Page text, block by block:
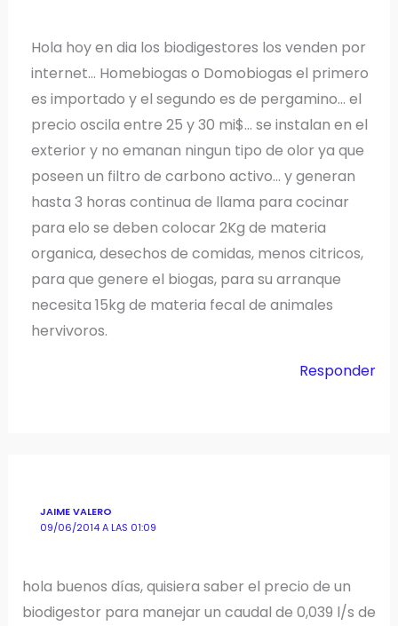
Hola hoy en dia los biodigestores los venden por
internet… Homebiogas o Domobiogas el primero
es importado y el segundo es de pergamino… el
precio oscila entre 25 y 30 mi$… se instalan en el
exterior y no emanan ningun tipo de olor ya que
poseen un filtro de carbono activo… y generan
hasta 3 horas continua de llama para cocinar
para elo se deben colocar 2Kg de materia
organica, desechos de comidas, menos citricos,
para que genere el biogas, para su arranque
necesita 15kg de materia fecal de animales
hervivoros.
Responder
JAIME VALERO
09/06/2014 A LAS 01:09
hola buenos días, quisiera saber el precio de un
biodigestor para manejar un caudal de 0,039 l/s de